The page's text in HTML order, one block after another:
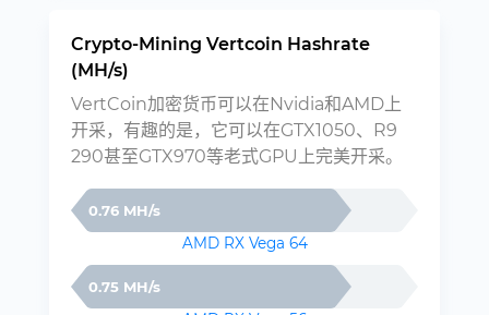
Crypto-Mining Vertcoin Hashrate
(MH/s)
VertCoin加密货币可以在Nvidia和AMD上
开采，有趣的是，它可以在GTX1050、R9
290甚至GTX970等老式GPU上完美开采。
0.76 MH/s
AMD RX Vega 64
0.75 MH/s